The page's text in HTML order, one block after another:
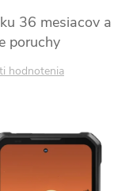
36 mesiacov a
poruchy
hodnotenia